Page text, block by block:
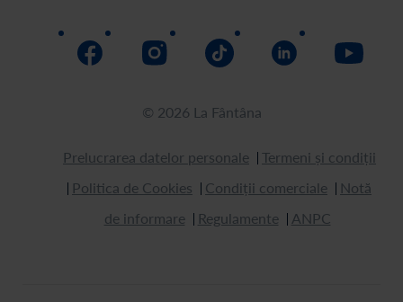
© 2026 La Fântâna
Prelucrarea datelor personale
Termeni și condiții
Politica de Cookies
Condiții comerciale
Notă
de informare
Regulamente ANPC